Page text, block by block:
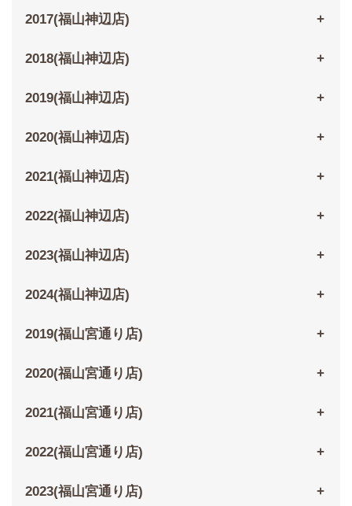
2017(福山神辺店)
2018(福山神辺店)
2019(福山神辺店)
2020(福山神辺店)
2021(福山神辺店)
2022(福山神辺店)
2023(福山神辺店)
2024(福山神辺店)
2019(福山宮通り店)
2020(福山宮通り店)
2021(福山宮通り店)
2022(福山宮通り店)
2023(福山宮通り店)